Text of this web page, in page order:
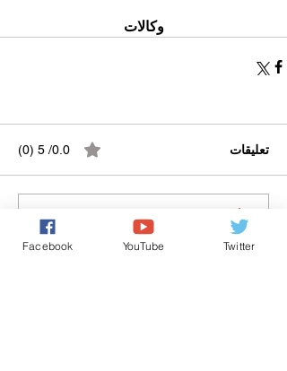
وكالات
تعليقات 0.0/ 5 (0)
التعليق والتقييم...
Facebook YouTube Twitter